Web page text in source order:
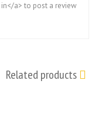
a> to post a review.
Related products